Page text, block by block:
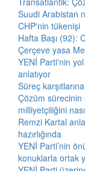
Suudi Arabistan
CHP'nin tükenişi
Hafta Başı (92):
Çerçeve yasa
YENİ Parti'nin
anlatıyor
Süreç
Çözüm sürecinin
milliyetçiliğini
Remzi Kartal
hazırlığında
YENİ Parti’nin
konuklarla ortak